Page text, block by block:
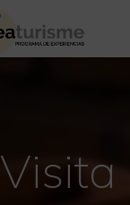
Visita